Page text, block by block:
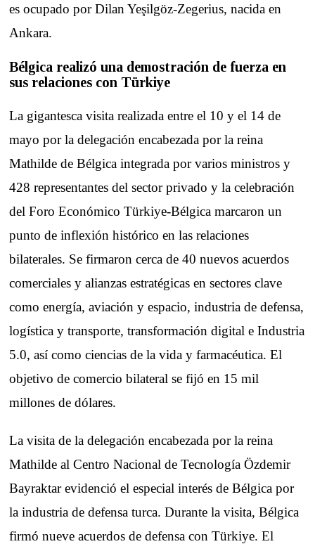
es ocupado por Dilan Yeşilgöz-Zegerius, nacida en
Ankara.
Bélgica realizó una demostración de fuerza en
sus relaciones con Türkiye
La gigantesca visita realizada entre el 10 y el 14 de
mayo por la delegación encabezada por la reina
Mathilde de Bélgica integrada por varios ministros y
428 representantes del sector privado y la celebración
del Foro Económico Türkiye-Bélgica marcaron un
punto de inflexión histórico en las relaciones
bilaterales. Se firmaron cerca de 40 nuevos acuerdos
comerciales y alianzas estratégicas en sectores clave
como energía, aviación y espacio, industria de defensa,
logística y transporte, transformación digital e Industria
5.0, así como ciencias de la vida y farmacéutica. El
objetivo de comercio bilateral se fijó en 15 mil
millones de dólares.
La visita de la delegación encabezada por la reina
Mathilde al Centro Nacional de Tecnología Özdemir
Bayraktar evidenció el especial interés de Bélgica por
la industria de defensa turca. Durante la visita, Bélgica
firmó nueve acuerdos de defensa con Türkiye. El